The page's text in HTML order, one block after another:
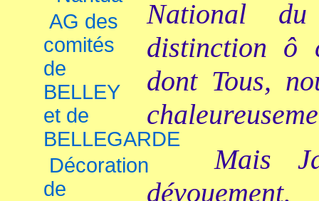
AG des
comités
de
BELLEY
et de
BELLEGARDE
Décoration
de
National
distinction ô
dont Tous,
Mais